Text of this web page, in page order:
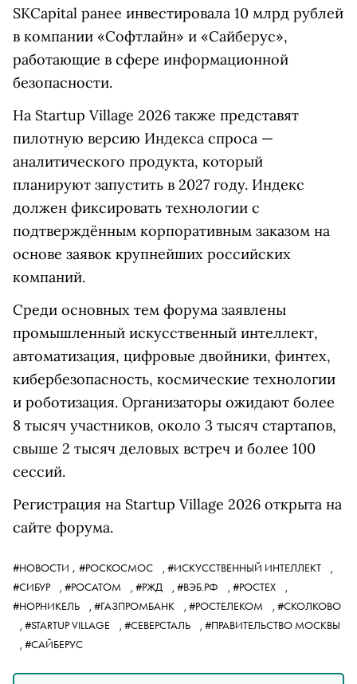
SKCapital ранее инвестировала 10 млрд рублей
в компании «Софтлайн» и «Сайберус»,
работающие в сфере информационной
безопасности.
На Startup Village 2026 также представят
пилотную версию Индекса спроса —
аналитического продукта, который
планируют запустить в 2027 году. Индекс
должен фиксировать технологии с
подтверждённым корпоративным заказом на
основе заявок крупнейших российских
компаний.
Среди основных тем форума заявлены
промышленный искусственный интеллект,
автоматизация, цифровые двойники, финтех,
кибербезопасность, космические технологии
и роботизация. Организаторы ожидают более
8 тысяч участников, около 3 тысяч стартапов,
свыше 2 тысяч деловых встреч и более 100
сессий.
Регистрация на Startup Village 2026 открыта на
сайте форума.
#НОВОСТИ , #РОСКОСМОС , #ИСКУССТВЕННЫЙ ИНТЕЛЛЕКТ
,
#СИБУР
, #РОСАТОМ , #РЖД , #ВЭБ.РФ , #РОСТЕХ
,
#НОРНИКЕЛЬ
, #ГАЗПРОМБАНК , #РОСТЕЛЕКОМ , #СКОЛКОВО
, #STARTUP VILLAGE , #СЕВЕРСТАЛЬ , #ПРАВИТЕЛЬСТВО МОСКВЫ
, #САЙБЕРУС